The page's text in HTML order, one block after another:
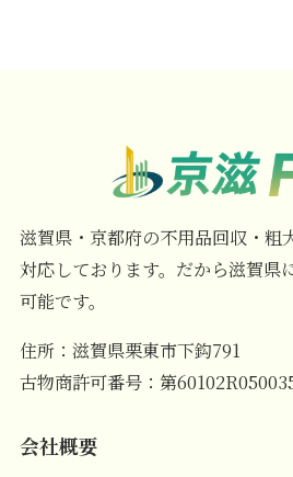
滋賀県・京都府の不用品回収・粗
対応しております。だから滋賀県
可能です。
住所：滋賀県栗東市下鈎791
古物商許可番号：第
会社概要